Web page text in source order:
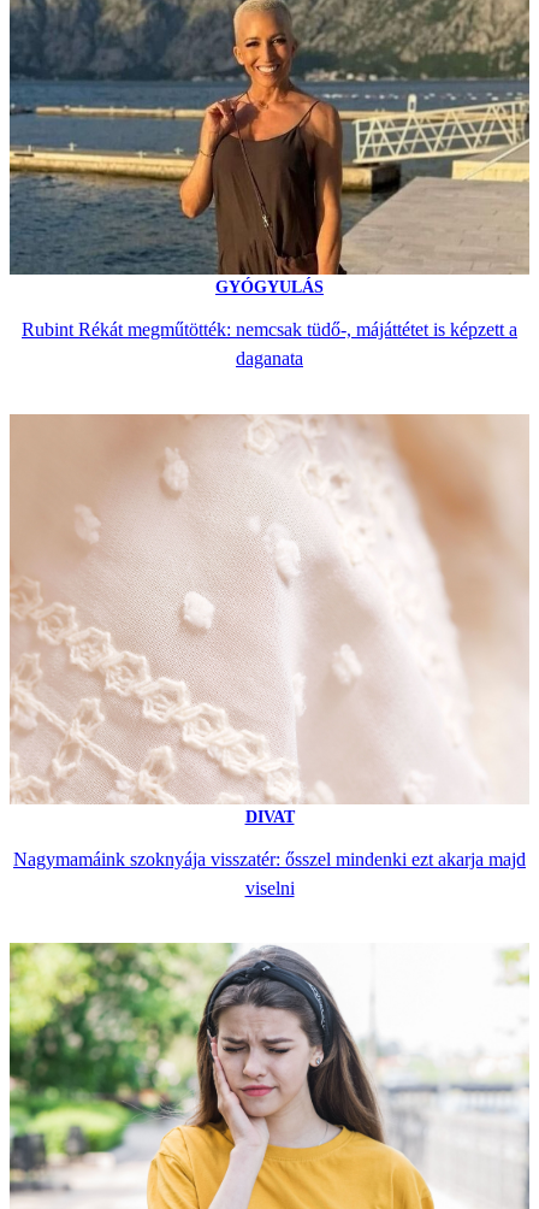
GYÓGYULÁS
Rubint Rékát megműtötték: nemcsak tüdő-, májáttétet is képzett a
daganata
DIVAT
Nagymamáink szoknyája visszatér: ősszel mindenki ezt akarja majd
viselni